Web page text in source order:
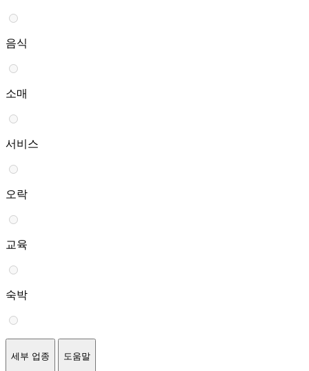
음식
소매
서비스
오락
교육
숙박
세부 업종 도움말